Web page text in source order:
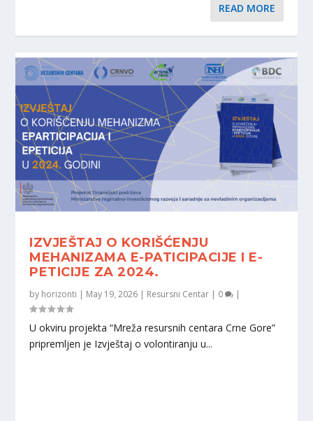
READ MORE
IZVJEŠTAJ O KORIŠĆENJU
MEHANIZAMA E-PATICIPACIJE I E-
PETICIJE ZA 2024.
by horizonti | May 19, 2026 | Resursni Centar | 0 |
U okviru projekta “Mreža resursnih centara Crne Gore”
pripremljen je Izvještaj o volontiranju u...